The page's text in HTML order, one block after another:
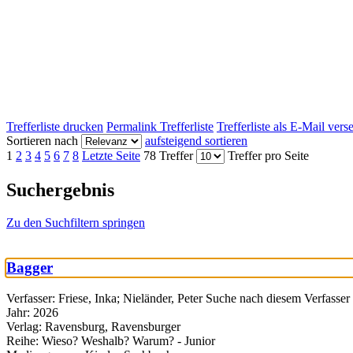
Trefferliste drucken Permalink Trefferliste Trefferliste als E-Mail
Sortieren nach
aufsteigend sortieren
1 2 3 4 5 6 7 8 Letzte Seite 78 Treffer Treffer pro Seite
Suchergebnis
Zu den Suchfiltern springen
Bagger
Verfasser: Friese, Inka; Nieländer, Peter Suche nach diesem Verfasser
Jahr: 2026
Verlag: Ravensburg, Ravensburger
Reihe: Wieso? Weshalb? Warum? - Junior